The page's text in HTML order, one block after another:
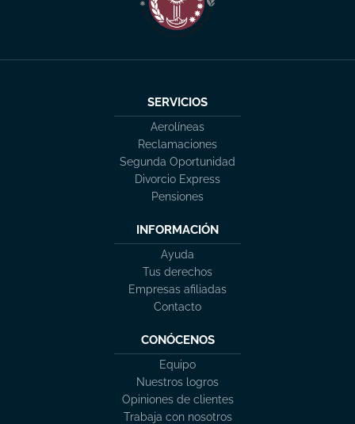
SERVICIOS
Aerolíneas
Reclamaciones
Segunda Oportunidad
Divorcio Express
Pensiones
INFORMACIÓN
Ayuda
Tus derechos
Empresas afiliadas
Contacto
CONÓCENOS
Equipo
Nuestros logros
Opiniones de clientes
Trabaja con nosotros